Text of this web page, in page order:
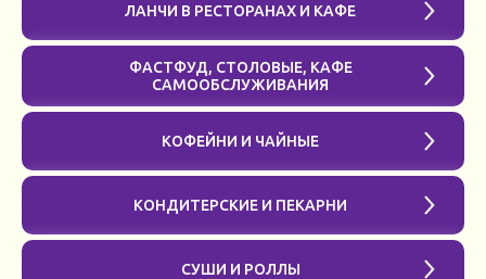
ЛАНЧИ В РЕСТОРАНАХ И КАФЕ
ФАСТФУД, СТОЛОВЫЕ, КАФЕ
САМООБСЛУЖИВАНИЯ
КОФЕЙНИ И ЧАЙНЫЕ
КОНДИТЕРСКИЕ И ПЕКАРНИ
СУШИ И РОЛЛЫ